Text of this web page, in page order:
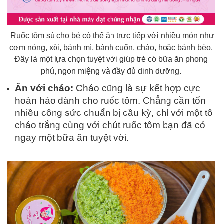
Ruốc tôm sú cho bé có thể ăn trực tiếp với nhiều món như
cơm nóng, xôi, bánh mì, bánh cuốn, cháo, hoặc bánh bèo.
Đây là một lựa chọn tuyệt vời giúp trẻ có bữa ăn phong
phú, ngon miệng và đầy đủ dinh dưỡng.
Ăn với cháo: Cháo cũng là sự kết hợp cực
hoàn hảo dành cho ruốc tôm. Chẳng cần tốn
nhiều công sức chuẩn bị cầu kỳ, chỉ với một tô
cháo trắng cùng với chút ruốc tôm bạn đã có
ngay một bữa ăn tuyệt vời.